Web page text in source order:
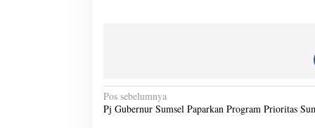
N
a
Pos sebelumnya
Pj Gubernur Sumsel Paparkan Program Prioritas